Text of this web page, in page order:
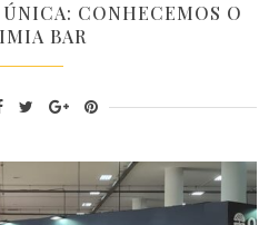
CONHECEMOS O
BAR